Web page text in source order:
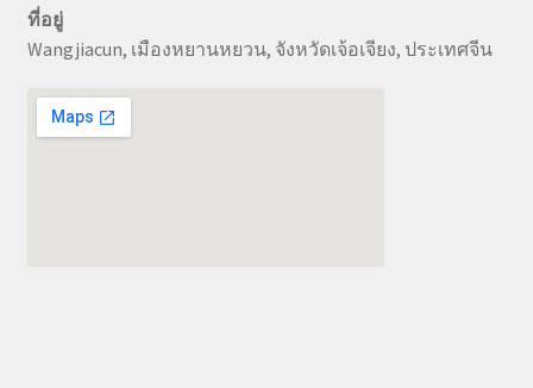
ที่อยู่
Wangjiacun, เมืองหยานหยวน, จังหวัดเจ้อเจียง, ประเทศจีน